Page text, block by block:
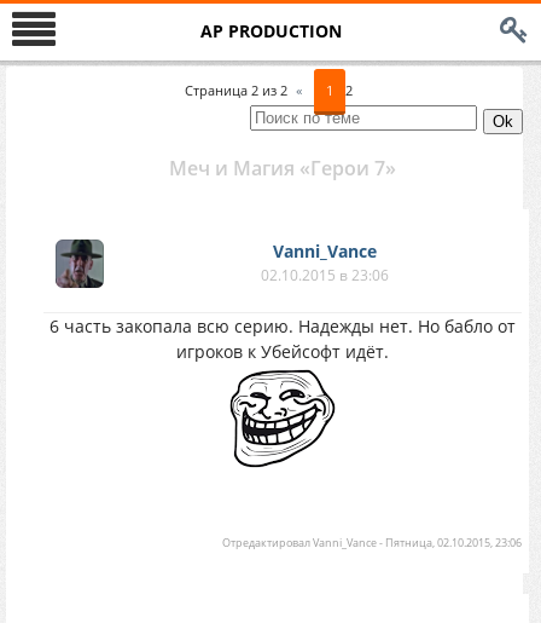
AP PRODUCTION
Страница 2 из 2 « 1 2
Меч и Магия «Герои 7»
Vanni_Vance
02.10.2015 в 23:06
6 часть закопала всю серию. Надежды нет. Но бабло от
игроков к Убейсофт идёт.
ОтредактировалVanni_Vance- Пятница, 02.10.2015, 23:06